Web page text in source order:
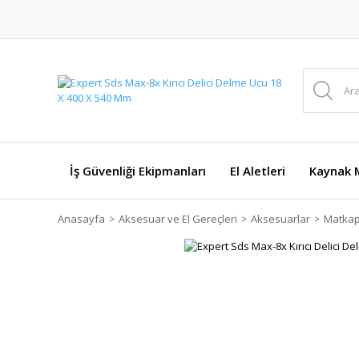
İş Güvenliği Ekipmanları El Aletleri Kaynak
Anasayfa Aksesuar ve El Gereçleri Aksesuarlar